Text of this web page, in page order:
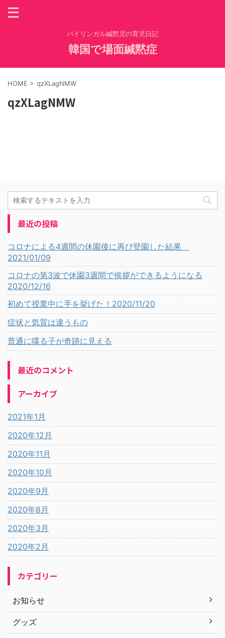
バイリンガル緘黙児の育児日記
韓国で場面緘黙症
HOME > qzXLagNMW
qzXLagNMW
最近の投稿
コロナによる4週間の休園後に再び登園した結果
2021/01/09
コロナの第3波で休園3週間で挨拶ができるようになる
2020/12/16
初めて授業中に手を挙げた！2020/11/20
症状と気質は違うもの
普通に喋る子が奇跡に見える
最近のコメント
アーカイブ
2021年1月
2020年12月
2020年11月
2020年10月
2020年9月
2020年8月
2020年3月
2020年2月
カテゴリー
お知らせ
グッズ